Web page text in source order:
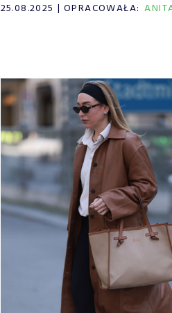
25.08.2025 OPRACOWAŁA: